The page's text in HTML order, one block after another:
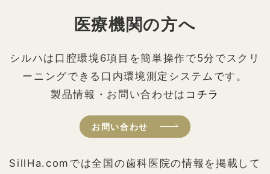
医療機関の方へ
シルハは口腔環境6項目を簡単操作で5分でスクリ
ーニングできる口内環境測定システムです。
製品情報・お問い合わせは コチラ
お問い合わせ
SillHa.comでは全国の歯科医院の情報を掲載して